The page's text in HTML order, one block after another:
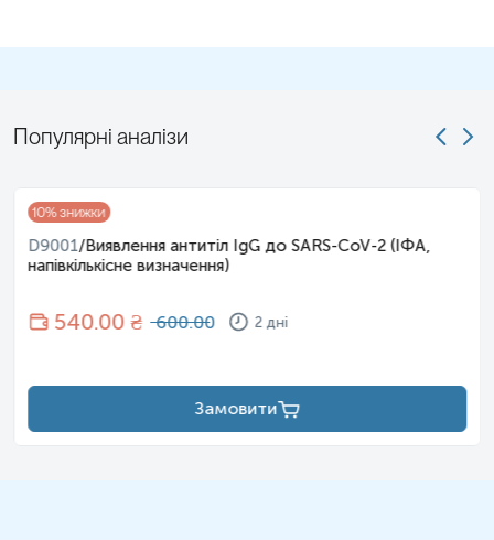
Популярні аналізи
10% знижки
D9001/Виявлення антитіл IgG до SARS-CoV-2 (ІФА,
напівкількісне визначення)
540.00 ₴ 600.00 2 дні
Замовити